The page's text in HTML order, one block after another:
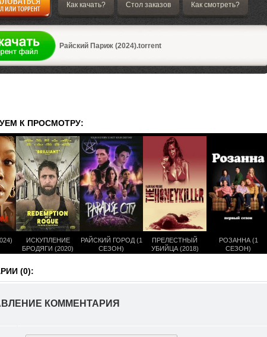
Как качать? Стол заказов Как смотреть?
Райский Париж (2024).torrent
К ПРОСМОТРУ:
ИСКУПЛЕНИЕ
БРОДЯГИ (2020)
РАЙСКИЙ ГОРОД (1
СЕЗОН)
ПРЕЛЕСТНЫЙ
УБИЙЦА (2018)
РОЗАННА (1
СЕЗОН)
(0):
КОММЕНТАРИЯ